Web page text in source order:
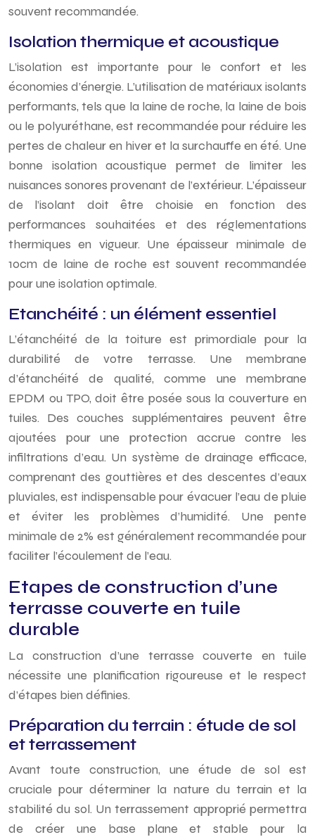
souvent recommandée.
Isolation thermique et acoustique
L’isolation est importante pour le confort et les
économies d’énergie. L’utilisation de matériaux isolants
performants, tels que la laine de roche, la laine de bois
ou le polyuréthane, est recommandée pour réduire les
pertes de chaleur en hiver et la surchauffe en été. Une
bonne isolation acoustique permet de limiter les
nuisances sonores provenant de l’extérieur. L’épaisseur
de l’isolant doit être choisie en fonction des
performances souhaitées et des réglementations
thermiques en vigueur. Une épaisseur minimale de
10cm de laine de roche est souvent recommandée
pour une isolation optimale.
Etanchéité : un élément essentiel
L’étanchéité de la toiture est primordiale pour la
durabilité de votre terrasse. Une membrane
d’étanchéité de qualité, comme une membrane
EPDM ou TPO, doit être posée sous la couverture en
tuiles. Des couches supplémentaires peuvent être
ajoutées pour une protection accrue contre les
infiltrations d’eau. Un système de drainage efficace,
comprenant des gouttières et des descentes d’eaux
pluviales, est indispensable pour évacuer l’eau de pluie
et éviter les problèmes d’humidité. Une pente
minimale de 2% est généralement recommandée pour
faciliter l’écoulement de l’eau.
Etapes de construction d’une
terrasse couverte en tuile
durable
La construction d’une terrasse couverte en tuile
nécessite une planification rigoureuse et le respect
d’étapes bien définies.
Préparation du terrain : étude de sol
et terrassement
Avant toute construction, une étude de sol est
cruciale pour déterminer la nature du terrain et la
stabilité du sol. Un terrassement approprié permettra
de créer une base plane et stable pour la